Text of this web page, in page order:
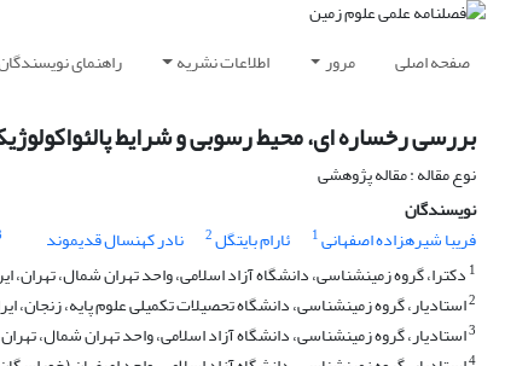
صفحه اصلی مرور اطلاعات نشریه راهنمای
بررسی رخساره ای، محیط رسوبی و شرایط
نوع مقاله : مقاله پژوهشی
نویسندگان
فریبا شیره‎زاده اصفهانی
1 ئارام بایت‎گل 2 نادر کهنسال قدیم‎وند
1 دکترا، گروه زمین‎شناسی، دانشگاه آزاد اسلامی، واحد تهران شمال، تهران، ایران
2استادیار، گروه زمین‎شناسی، دانشگاه تحصیلات تکمیلی علوم پایه، زنجان، ایران
3استادیار، گروه زمین‎شناسی، دانشگاه آزاد اسلامی، واحد تهران شمال، تهران، ایران